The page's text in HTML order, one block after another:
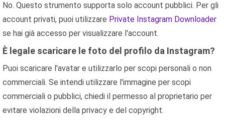
No. Questo strumento supporta solo account pubblici. Per gli
account privati, puoi utilizzare Private Instagram Downloader
se hai già accesso per visualizzare l'account.
È legale scaricare le foto del profilo da Instagram?
Puoi scaricare l'avatar e utilizzarlo per scopi personali o non
commerciali. Se intendi utilizzare l'immagine per scopi
commerciali o pubblici, chiedi il permesso al proprietario per
evitare violazioni della privacy e del copyright.